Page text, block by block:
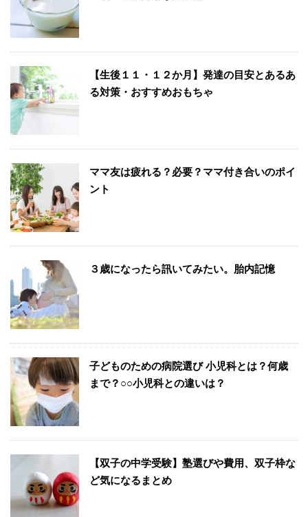
【生後１１・１２か月】発達の目安とあるあ
る対策・おすすめおもちゃ
ママ友は疲れる？必要？ママ付き合いのポイ
ント
３歳になったら訊いてみたい。胎内記憶
子どものための病院選び 小児科とは？何歳
まで？○○小児科との違いは？
【双子の中学受験】塾選びや費用、双子枠な
ど気になるまとめ